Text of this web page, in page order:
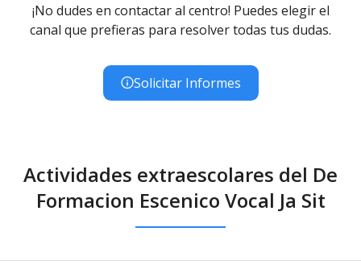
¡No dudes en contactar al centro! Puedes elegir el
canal que prefieras para resolver todas tus dudas.
Solicitar Informes
Actividades extraescolares del De
Formacion Escenico Vocal Ja Sit